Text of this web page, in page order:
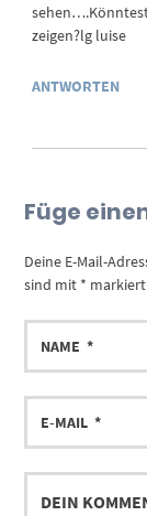
zeigen?lg luise
ANTWORTEN
Füge
Deine E-Mail-
sind mit * markiert
NAME
E-
MAIL
DEIN
KOMMENTAR